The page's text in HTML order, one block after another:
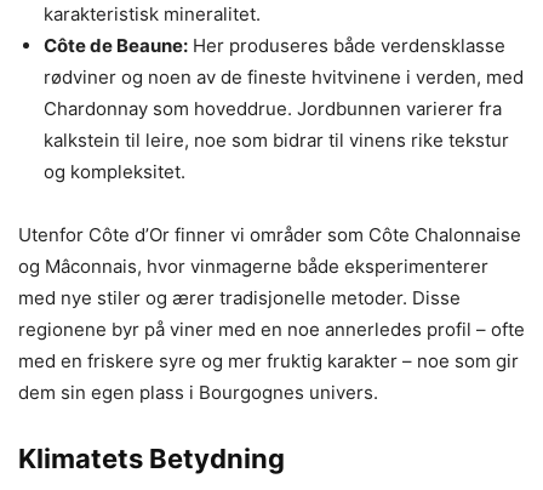
karakteristisk mineralitet.
Côte de Beaune: Her produseres både verdensklasse
rødviner og noen av de fineste hvitvinene i verden, med
Chardonnay som hoveddrue. Jordbunnen varierer fra
kalkstein til leire, noe som bidrar til vinens rike tekstur
og kompleksitet.
Utenfor Côte d’Or finner vi områder som Côte Chalonnaise
og Mâconnais, hvor vinmagerne både eksperimenterer
med nye stiler og ærer tradisjonelle metoder. Disse
regionene byr på viner med en noe annerledes profil – ofte
med en friskere syre og mer fruktig karakter – noe som gir
dem sin egen plass i Bourgognes univers.
Klimatets Betydning